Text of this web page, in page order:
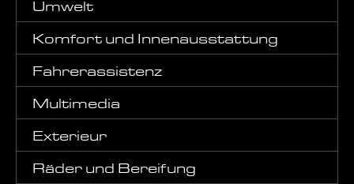
Umwelt
Komfort und Innenausstattung
Fahrerassistenz
Multimedia
Exterieur
Räder und Bereifung